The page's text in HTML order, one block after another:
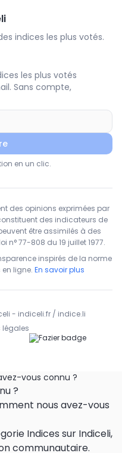
indices les plus votés.
les plus votés
Sans compte,
en un clic.
des opinions exprimées par
des indicateurs de
être assimilés à des
77-808 du 19 juillet 1977.
inspirés de la norme
en ligne. En savoir plus
- indiceli.fr / indice.li
légales
vous connu ?
?
nous avez-vous
Indices sur Indiceli,
communautaire.